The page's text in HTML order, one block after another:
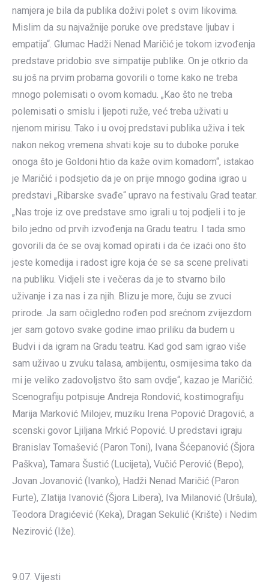
namjera je bila da publika doživi polet s ovim likovima.
Mislim da su najvažnije poruke ove predstave ljubav i
empatija“. Glumac Hadži Nenad Maričić je tokom izvođenja
predstave pridobio sve simpatije publike. On je otkrio da
su još na prvim probama govorili o tome kako ne treba
mnogo polemisati o ovom komadu. „Kao što ne treba
polemisati o smislu i ljepoti ruže, već treba uživati u
njenom mirisu. Tako i u ovoj predstavi publika uživa i tek
nakon nekog vremena shvati koje su to duboke poruke
onoga što je Goldoni htio da kaže ovim komadom“, istakao
je Maričić i podsjetio da je on prije mnogo godina igrao u
predstavi „Ribarske svađe“ upravo na festivalu Grad teatar.
„Nas troje iz ove predstave smo igrali u toj podjeli i to je
bilo jedno od prvih izvođenja na Gradu teatru. I tada smo
govorili da će se ovaj komad opirati i da će izaći ono što
jeste komedija i radost igre koja će se sa scene prelivati
na publiku. Vidjeli ste i večeras da je to stvarno bilo
uživanje i za nas i za njih. Blizu je more, čuju se zvuci
prirode. Ja sam očigledno rođen pod srećnom zvijezdom
jer sam gotovo svake godine imao priliku da budem u
Budvi i da igram na Gradu teatru. Kad god sam igrao više
sam uživao u zvuku talasa, ambijentu, osmijesima tako da
mi je veliko zadovoljstvo što sam ovdje“, kazao je Maričić.
Scenografiju potpisuje Andreja Rondović, kostimografiju
Marija Marković Milojev, muziku Irena Popović Dragović, a
scenski govor Ljiljana Mrkić Popović. U predstavi igraju
Branislav Tomašević (Paron Toni), Ivana Šćepanović (Šjora
Paškva), Tamara Šustić (Lucijeta), Vučić Perović (Bepo),
Jovan Jovanović (Ivanko), Hadži Nenad Maričić (Paron
Furte), Zlatija Ivanović (Šjora Libera), Iva Milanović (Uršula),
Teodora Dragićević (Keka), Dragan Sekulić (Krište) i Nedim
Nezirović (Iže).
9.07. Vijesti